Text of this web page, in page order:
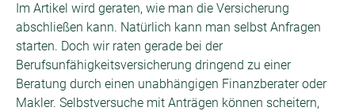
Im Artikel wird geraten, wie man die Versicherung
abschließen kann. Natürlich kann man selbst Anfragen
starten. Doch wir raten gerade bei der
Berufsunfähigkeitsversicherung dringend zu einer
Beratung durch einen unabhängigen Finanzberater oder
Makler. Selbstversuche mit Anträgen können scheitern,